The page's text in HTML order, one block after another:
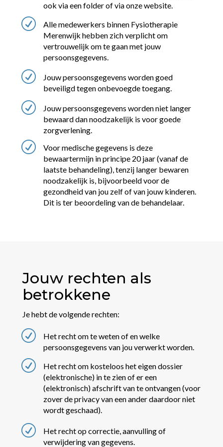
ook via een folder of via onze website.
R
Alle medewerkers binnen Fysiotherapie
Merenwijk hebben zich verplicht om
vertrouwelijk om te gaan met jouw
persoonsgegevens.
R
Jouw persoonsgegevens worden goed
beveiligd tegen onbevoegde toegang.
R
Jouw persoonsgegevens worden niet langer
bewaard dan noodzakelijk is voor goede
zorgverlening.
R
Voor medische gegevens is deze
bewaartermijn in principe 20 jaar (vanaf de
laatste behandeling), tenzij langer bewaren
noodzakelijk is, bijvoorbeeld voor de
gezondheid van jou zelf of van jouw kinderen.
Dit is ter beoordeling van de behandelaar.
Jouw rechten als
betrokkene
Je hebt de volgende rechten:
R
Het recht om te weten of en welke
persoonsgegevens van jou verwerkt worden.
R
Het recht om kosteloos het eigen dossier
(elektronische) in te zien of er een
(elektronisch) afschrift van te ontvangen (voor
zover de privacy van een ander daardoor niet
wordt geschaad).
R
Het recht op correctie, aanvulling of
verwijdering van gegevens.